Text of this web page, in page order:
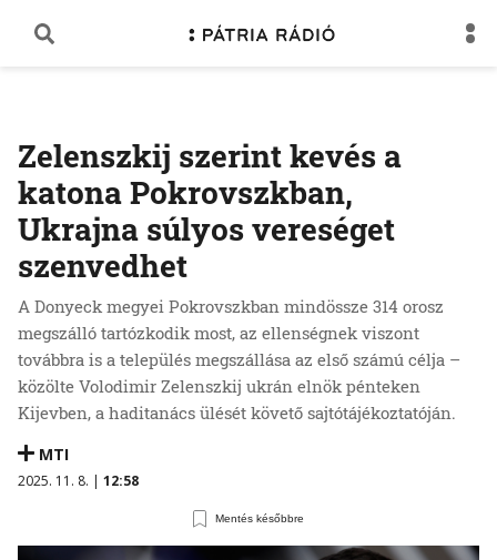
Zelenszkij szerint kevés a
katona Pokrovszkban,
Ukrajna súlyos vereséget
szenvedhet
A Donyeck megyei Pokrovszkban mindössze 314 orosz
megszálló tartózkodik most, az ellenségnek viszont
továbbra is a település megszállása az első számú célja –
közölte Volodimir Zelenszkij ukrán elnök pénteken
Kijevben, a haditanács ülését követő sajtótájékoztatóján.
MTI
2025. 11. 8. | 12:58
Mentés későbbre